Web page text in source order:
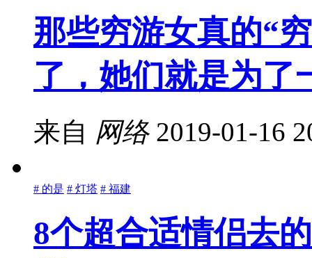
那些穷游女真的“
了，她们就是为了
来自 网络 2019-01-16
# 的是 # 灯塔 # 福建
8个超合适情侣去